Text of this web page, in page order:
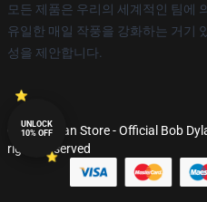
모든 제품은 우리의 세계적인 팀에
유일한 매일 작풍을 강화하는 거기
성을 제안합니다.
© Bob Dylan Store - Official Bob
rights reserved
UNLOCK
10% OFF